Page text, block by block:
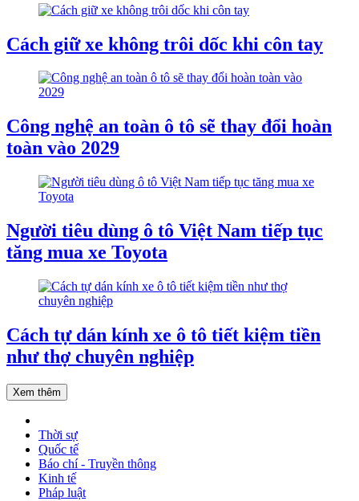
Cách giữ xe không trôi dốc khi côn tay
Công nghệ an toàn ô tô sẽ thay đổi hoàn
toàn vào 2029
Người tiêu dùng ô tô Việt Nam tiếp tục
tăng mua xe Toyota
Cách tự dán kính xe ô tô tiết kiệm tiền
như thợ chuyên nghiệp
Xem thêm
Thời sự
Quốc tế
Báo chí - Truyền thông
Kinh tế
Pháp luật